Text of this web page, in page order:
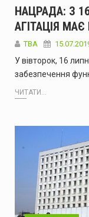
НАЦРАДА: З
АГІТАЦІЯ
ТВА
У вівторок, 16
забезпечення
ЧИТАТИ...